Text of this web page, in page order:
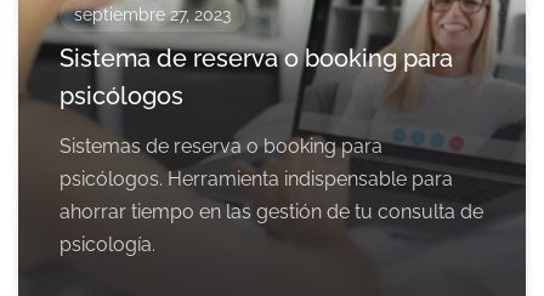
septiembre 27, 2023
Sistema de reserva o booking para
psicólogos
Sistemas de reserva o booking para
psicólogos. Herramienta indispensable para
ahorrar tiempo en las gestión de tu consulta de
psicología.